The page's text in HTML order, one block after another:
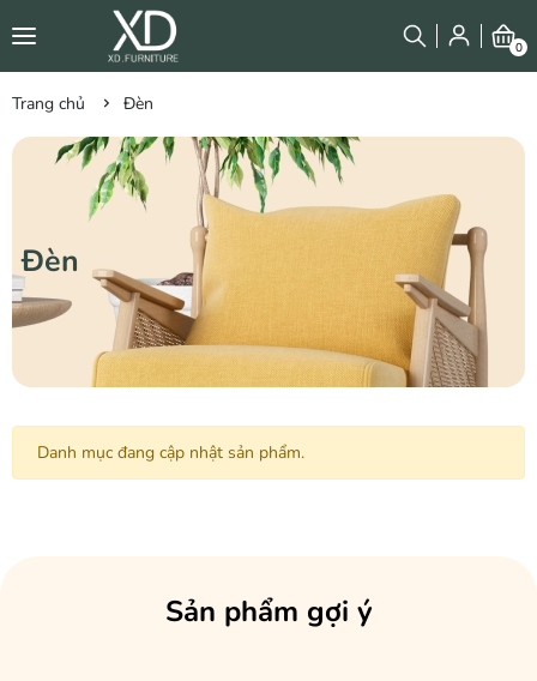
0
Trang chủ Đèn
Đèn
Danh mục đang cập nhật sản phẩm.
Sản phẩm gợi ý